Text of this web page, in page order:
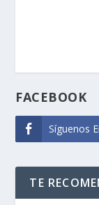
FACEBOOK
Síguenos
TE